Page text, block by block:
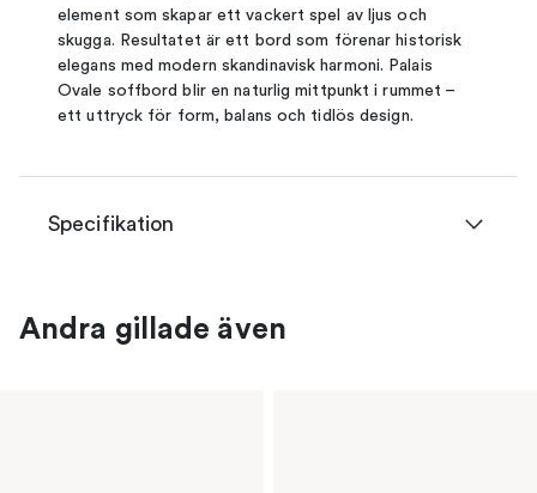
element som skapar ett vackert spel av ljus och
skugga. Resultatet är ett bord som förenar historisk
elegans med modern skandinavisk harmoni. Palais
Ovale soffbord blir en naturlig mittpunkt i rummet –
ett uttryck för form, balans och tidlös design.
Specifikation
Andra gillade även